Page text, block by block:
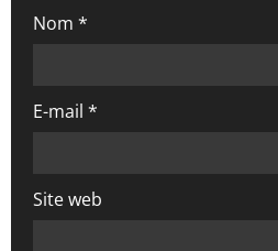
i
l
Nom *
E-mail *
Site web